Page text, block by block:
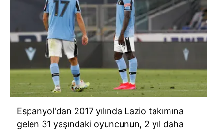
Espanyol'dan 2017 yılında Lazio takımına
gelen 31 yaşındaki oyuncunun, 2 yıl daha